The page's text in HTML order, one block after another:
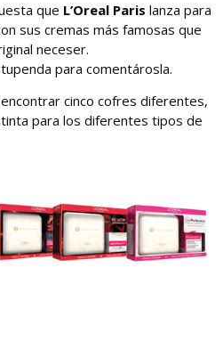
que L’Oreal Paris lanza para
sus cremas más famosas que
neceser.
para comentárosla.
cinco cofres diferentes,
para los diferentes tipos de